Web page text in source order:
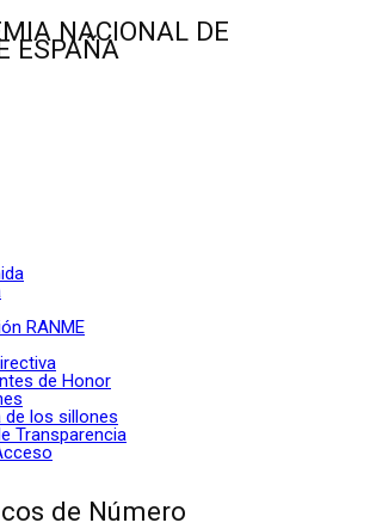
NACIONAL DE
ESPAÑA
RANME
de Honor
de los sillones
Transparencia
de Número